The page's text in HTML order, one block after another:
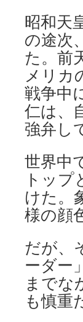
昭和天
の途次
た。前
メリカ
戦争中
仁は、
強弁し
世界中
トッ
けた。
様の顔
だが、
ーダー
までな
も慎重